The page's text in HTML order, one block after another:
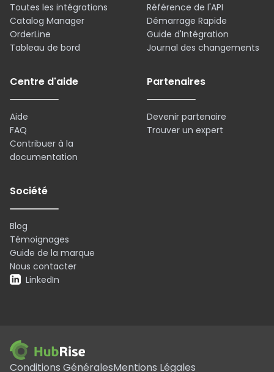
Toutes les intégrations
Catalog Manager
OrderLine
Tableau de bord
Référence de l'API
Démarrage Rapide
Guide d'Intégration
Journal des changements
Centre d'aide
Aide
FAQ
Contribuer à la
documentation
Partenaires
Devenir partenaire
Trouver un expert
Société
Blog
Témoignages
Guide de la marque
Nous contacter
LinkedIn
Conditions GénéralesMentions Légales